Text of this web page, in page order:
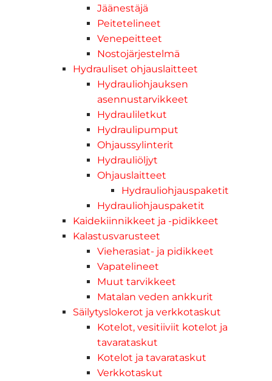
Jäänestäjä
Peitetelineet
Venepeitteet
Nostojärjestelmä
Hydrauliset ohjauslaitteet
Hydrauliohjauksen
asennustarvikkeet
Hydrauliletkut
Hydraulipumput
Ohjaussylinterit
Hydrauliöljyt
Ohjauslaitteet
Hydrauliohjauspaketit
Hydrauliohjauspaketit
Kaidekiinnikkeet ja -pidikkeet
Kalastusvarusteet
Vieherasiat- ja pidikkeet
Vapatelineet
Muut tarvikkeet
Matalan veden ankkurit
Säilytyslokerot ja verkkotaskut
Kotelot, vesitiiviit kotelot ja
tavarataskut
Kotelot ja tavarataskut
Verkkotaskut